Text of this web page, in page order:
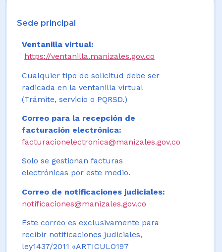
Sede principal
Ventanilla virtual:
https://ventanilla.manizales.gov.co
Cualquier tipo de solicitud debe ser
radicada en la ventanilla virtual
(Trámite, servicio o PQRSD.)
Correo para la recepción de
facturación electrónica:
facturacionelectronica@manizales.gov.co
Solo se gestionan facturas
electrónicas por este medio.
Correo de notificaciones judiciales:
notificaciones@manizales.gov.co
Este correo es exclusivamente para
recibir notificaciones judiciales,
ley1437/2011 «ARTICULO197